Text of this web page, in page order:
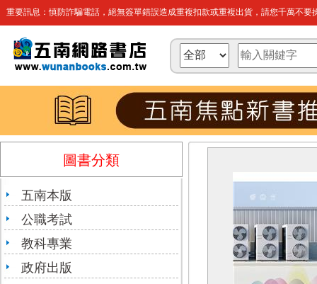
重要訊息：慎防詐騙電話，絕無簽單錯誤造成重複扣款或重複出貨，請您千萬不要
圖書分類
五南本版
公職考試
教科專業
政府出版